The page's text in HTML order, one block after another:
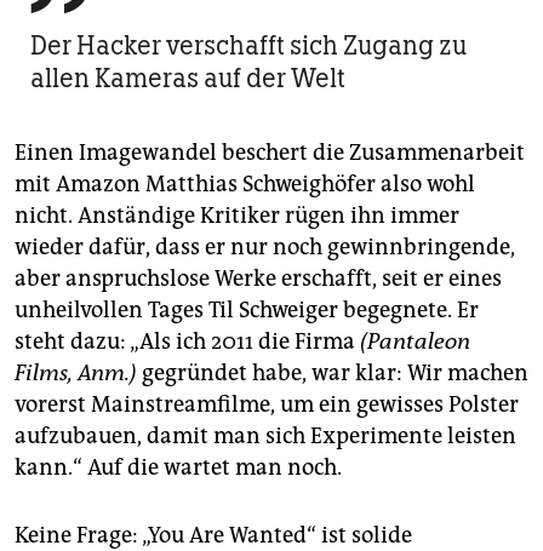
Der Hacker verschafft sich Zugang zu
allen Kameras auf der Welt
Einen Imagewandel beschert die Zusammenarbeit
mit Amazon Matthias Schweighöfer also wohl
nicht. Anständige Kritiker rügen ihn immer
wieder dafür, dass er nur noch gewinnbringende,
aber anspruchslose Werke erschafft, seit er eines
unheilvollen Tages Til Schweiger begegnete. Er
steht dazu: „Als ich 2011 die Firma (Pantaleon
Films, Anm.) gegründet habe, war klar: Wir machen
vorerst Main­stream­filme, um ein gewisses Polster
aufzubauen, damit man sich Experimente leisten
kann.“ Auf die wartet man noch.
Keine Frage: „You Are Wanted“ ist solide